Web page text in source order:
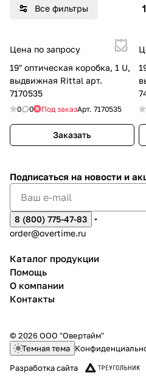
Все фильтры
Цена по запросу
19" оптическая коробка, 1 U,
выдвижная Rittal арт.
7170535
0 0 Под заказАрт. 7170535
Заказать
Подписаться на новости и
8 (800) 775-47-83
order@overtime.ru
Каталог продукции
Помощь
О компании
Контакты
© 2026 ООО "Овертайм"
Темная тема
Разработка сайта